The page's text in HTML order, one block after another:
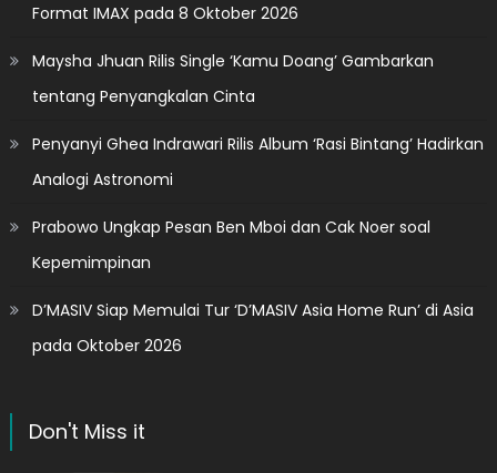
Format IMAX pada 8 Oktober 2026
Maysha Jhuan Rilis Single ‘Kamu Doang’ Gambarkan
tentang Penyangkalan Cinta
Penyanyi Ghea Indrawari Rilis Album ‘Rasi Bintang’ Hadirkan
Analogi Astronomi
Prabowo Ungkap Pesan Ben Mboi dan Cak Noer soal
Kepemimpinan
D’MASIV Siap Memulai Tur ‘D’MASIV Asia Home Run’ di Asia
pada Oktober 2026
Don't Miss it